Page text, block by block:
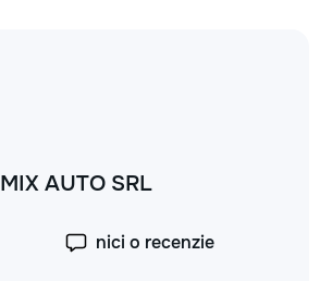
Сантехнические
MIX AUTO SRL
nici o recenzie